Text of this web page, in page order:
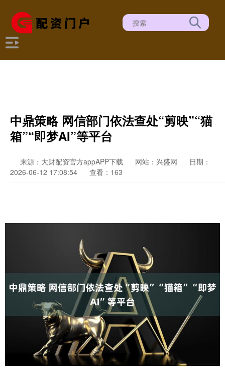
中鼎策略 网信部门依法查处“剪映”“猫
箱”“即梦AI”等平台
来源：大财配资官方appAPP下载 网站：兴盛网
日期：
2026-06-12 17:08:54
查看：163